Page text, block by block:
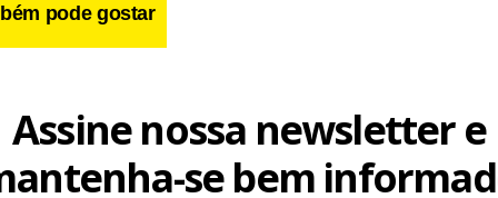
do festival:
pode gostar
Assine nossa newsletter e
se bem